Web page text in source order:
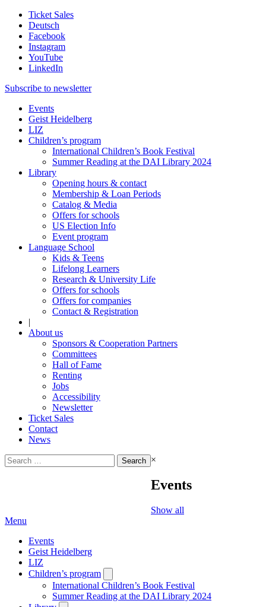
Ticket Sales
Deutsch
Facebook
Instagram
YouTube
LinkedIn
Subscribe to newsletter
Events
Geist Heidelberg
LIZ
Children’s program
International Children’s Book Festival
Summer Reading at the DAI Library 2024
Library
Opening hours & contact
Membership & Loan Periods
Catalog & Media
Offers for schools
US Election Info
Event program
Language School
Kids & Teens
Lifelong Learners
Research & University Life
Offers for schools
Offers for companies
Contact & Registration
|
About us
Sponsors & Cooperation Partners
Committees
Hall of Fame
Renting
Jobs
Accessibility
Newsletter
Ticket Sales
Contact
News
Search
for:
×
Events
Show all
Menu
Events
Geist Heidelberg
LIZ
Children’s program
submenu
International Children’s Book Festival
Summer Reading at the DAI Library 2024